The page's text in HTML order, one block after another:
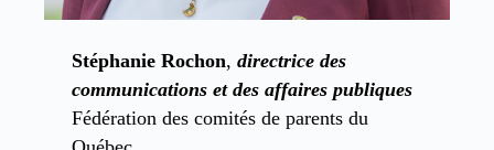
Stéphanie Rochon, directrice des
communications et des affaires publiques
Fédération des comités de parents du